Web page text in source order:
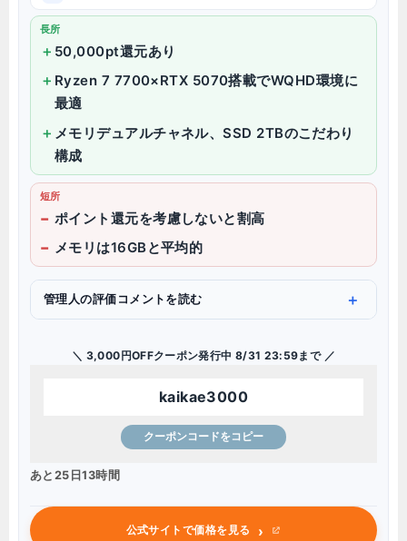
長所
50,000pt還元あり
Ryzen 7 7700×RTX 5070搭載でWQHD環境に
最適
メモリデュアルチャネル、SSD 2TBのこだわり
構成
短所
ポイント還元を考慮しないと割高
メモリは16GBと平均的
管理人の評価コメントを読む
＼ 3,000円OFFクーポン発行中 8/31 23:59まで ／
kaikae3000
クーポンコードをコピー
あと25日13時間
公式サイトで価格を見る ›